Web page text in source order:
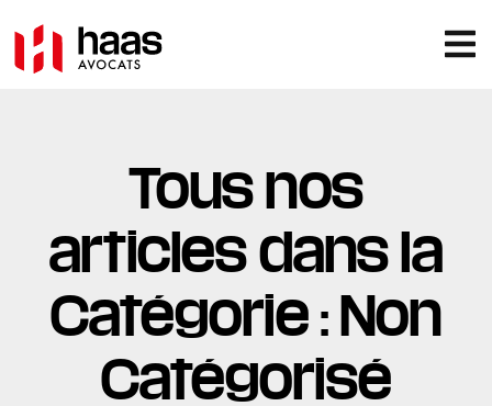
Tous nos
articles dans la
Catégorie : Non
Catégorisé